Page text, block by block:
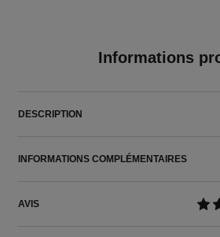
Informations
DESCRIPTION
INFORMATIONS COMPLÉMENTAIRES
AVIS